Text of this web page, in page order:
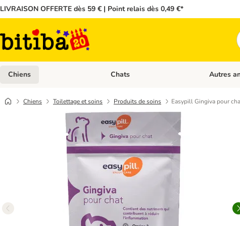
LIVRAISON OFFERTE dès 59 € | Point relais dès 0,49 €*
Chiens Dérouler les catégories: Chiens
Chats Dérouler
Autres
Chiens Toilettage et soins Produits de soins Easypill Gingiva pour